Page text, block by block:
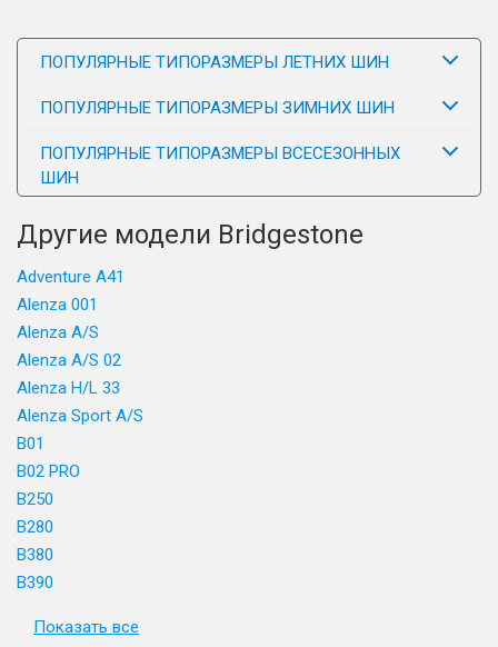
ПОПУЛЯРНЫЕ ТИПОРАЗМЕРЫ ЛЕТНИХ ШИН
ПОПУЛЯРНЫЕ ТИПОРАЗМЕРЫ ЗИМНИХ ШИН
ПОПУЛЯРНЫЕ ТИПОРАЗМЕРЫ ВСЕСЕЗОННЫХ
ШИН
Другие модели Bridgestone
Adventure A41
Alenza 001
Alenza A/S
Alenza A/S 02
Alenza H/L 33
Alenza Sport A/S
B01
B02 PRO
B250
B280
B380
B390
Показать все